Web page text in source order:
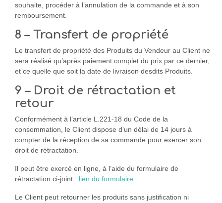
souhaite, procéder à l’annulation de la commande et à son
remboursement.
8 – Transfert de propriété
Le transfert de propriété des Produits du Vendeur au Client ne
sera réalisé qu’après paiement complet du prix par ce dernier,
et ce quelle que soit la date de livraison desdits Produits.
9 – Droit de rétractation et
retour
Conformément à l’article L.221-18 du Code de la
consommation, le Client dispose d’un délai de 14 jours à
compter de la réception de sa commande pour exercer son
droit de rétractation.
Il peut être exercé en ligne, à l’aide du formulaire de
rétractation ci-joint : lien du formulaire.
Le Client peut retourner les produits sans justification ni